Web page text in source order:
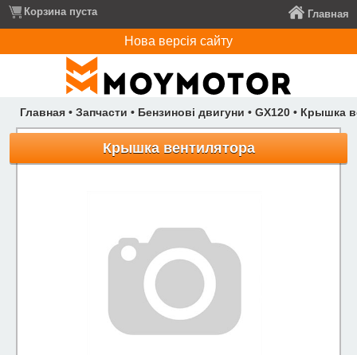
Корзина пуста Главная
Нова версія сайту
Главная • Запчасти • Бензинові двигуни • GX120 • Крышка
Крышка вентилятора